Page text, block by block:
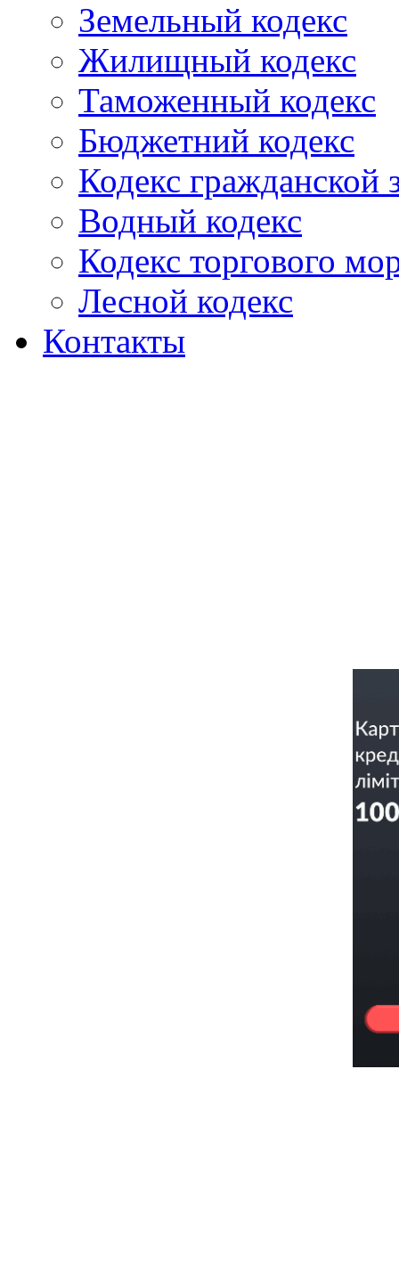
Земельный кодекс
Жилищный кодекс
Таможенный кодекс
Бюджетний кодекс
Кодекс гражданской
Водный кодекс
Кодекс торгового
Лесной кодекс
Контакты